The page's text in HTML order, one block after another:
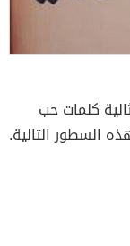
كلمات حب
السطور التالية.